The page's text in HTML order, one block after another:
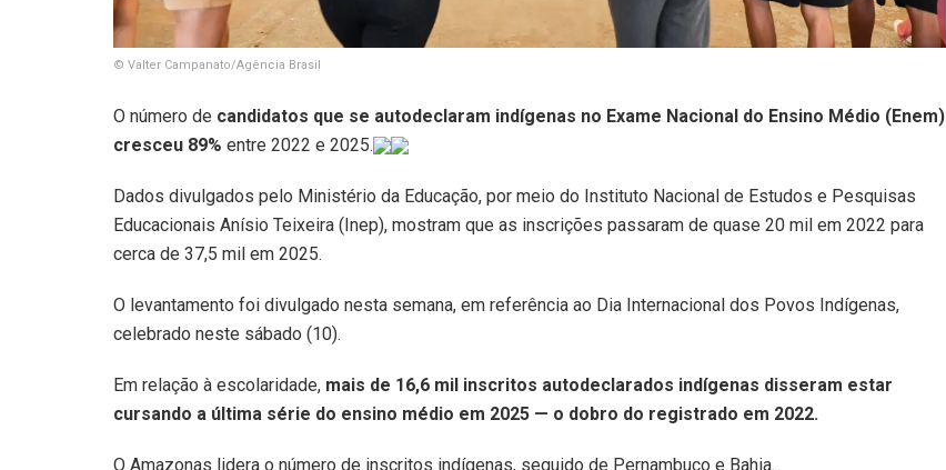
© Valter Campanato/Agência Brasil
O número de candidatos que se autodeclaram indígenas no Exame Nacional do Ensino Médio (Enem)
cresceu 89% entre 2022 e 2025.
Dados divulgados pelo Ministério da Educação, por meio do Instituto Nacional de Estudos e Pesquisas
Educacionais Anísio Teixeira (Inep), mostram que as inscrições passaram de quase 20 mil em 2022 para
cerca de 37,5 mil em 2025.
O levantamento foi divulgado nesta semana, em referência ao Dia Internacional dos Povos Indígenas,
celebrado neste sábado (10).
Em relação à escolaridade, mais de 16,6 mil inscritos autodeclarados indígenas disseram estar
cursando a última série do ensino médio em 2025 — o dobro do registrado em 2022.
O Amazonas lidera o número de inscritos indígenas, seguido de Pernambuco e Bahia.